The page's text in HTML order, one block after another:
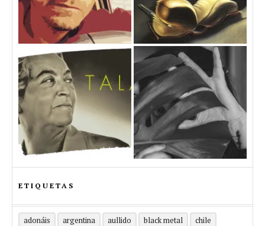
ETIQUETAS
adonáis argentina aullido black metal
chile